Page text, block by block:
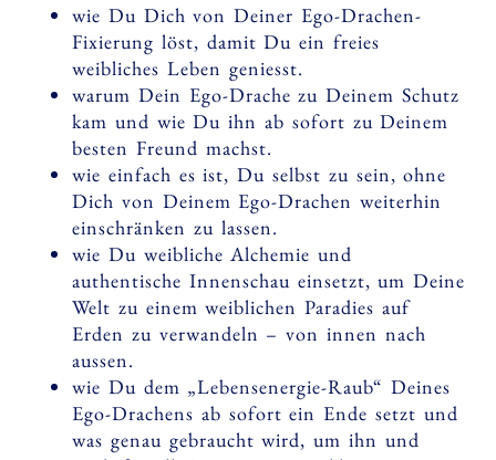
wie Du Dich von Deiner Ego-Drachen-
Fixierung löst, damit Du ein freies
weibliches Leben geniesst.
warum Dein Ego-Drache zu Deinem Schutz
kam und wie Du ihn ab sofort zu Deinem
besten Freund machst.
wie einfach es ist, Du selbst zu sein, ohne
Dich von Deinem Ego-Drachen weiterhin
einschränken zu lassen.
wie Du weibliche Alchemie und
authentische Innenschau einsetzt, um Deine
Welt zu einem weiblichen Paradies auf
Erden zu verwandeln – von innen nach
aussen.
wie Du dem „Lebensenergie-Raub“ Deines
Ego-Drachens ab sofort ein Ende setzt und
was genau gebraucht wird, um ihn und